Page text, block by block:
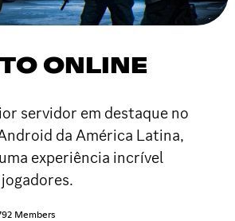
ONLINE
servidor em destaque no
da América Latina,
experiência incrível
Members